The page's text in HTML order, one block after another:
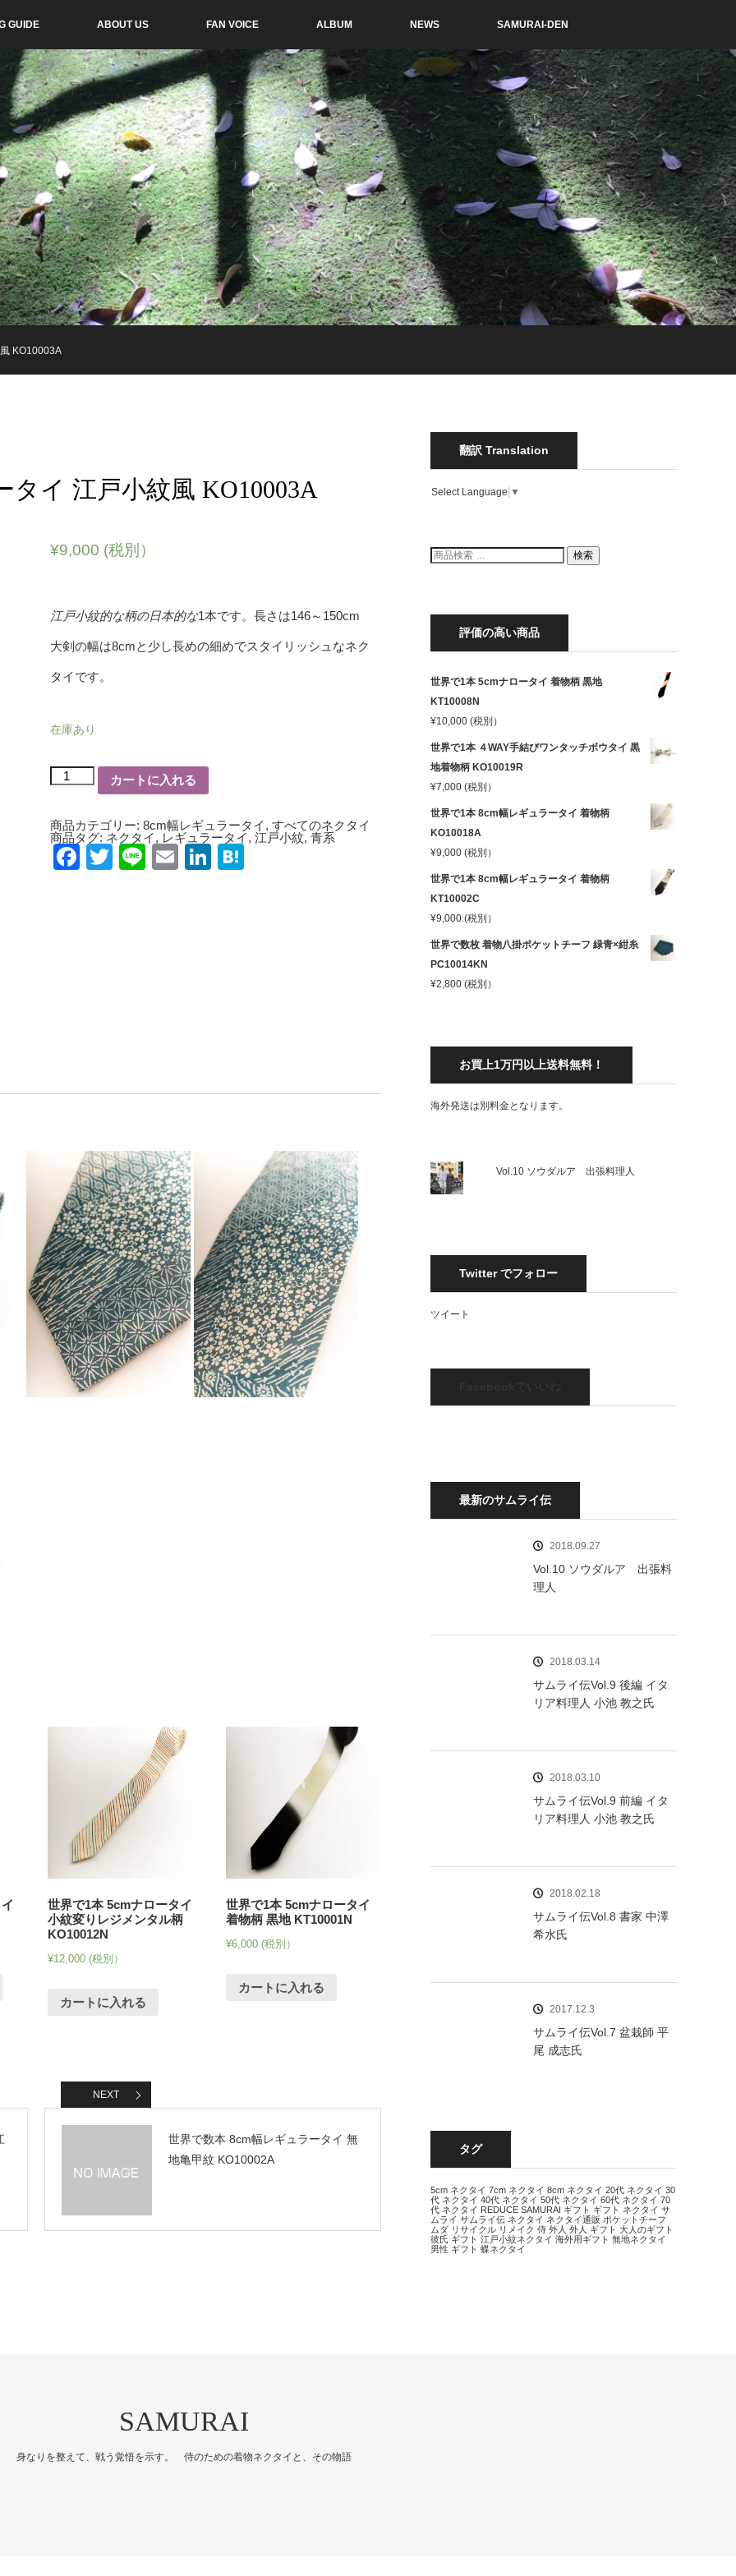
GUIDE ABOUT US FAN VOICE ALBUM NEWS SAMURAI-DEN
KO10003A
イ 江戸小紋風 KO10003A
¥9,000 (税別）
江戸小紋的な柄の日本的な1本です。長さは146～150cm
大剣の幅は8cmと少し長めの細めでスタイリッシュなネク
タイです。
在庫あり
世
界
本
8cm
幅
レ
ギ
カートに入れる
商品カテゴリー: 8cm幅レギュラータイ, すべてのネクタイ
商品タグ: ネクタイ, レギュラータイ, 江戸小紋, 青系
Facebook
Twitter
LineEmailLinkedIn
世界で1本 5cmナロータイ
小紋変りレジメンタル柄
KO10012N
¥12,000 (税別）
カートに入れる
世界で1本 5cmナロータイ
着物柄 黒地 KT10001N
¥6,000 (税別）
カートに入れる
NEXT
世界で数本 8cm幅レギュラータイ 無
地亀甲紋 KO10002A
翻訳 Translation
Select Language ▼
検
索
検索
評価の高い商品
世界で1本 5cmナロータイ 着物柄 黒地
KT10008N
¥10,000 (税別）
世界で1本 ４WAY手結びワンタッチボウタイ 黒
地着物柄 KO10019R
¥7,000 (税別）
世界で1本 8cm幅レギュラータイ 着物柄
KO10018A
¥9,000 (税別）
世界で1本 8cm幅レギュラータイ 着物柄
KT10002C
¥9,000 (税別）
世界で数枚 着物八掛ポケットチーフ 緑青×紺糸
PC10014KN
¥2,800 (税別）
お買上1万円以上送料無料！
海外発送は別料金となります。
Vol.10 ソウダルア 出張料理人
Twitter でフォロー
ツイート
最新のサムライ伝
2018.09.27
Vol.10 ソウダルア 出張料
理人
2018.03.14
サムライ伝Vol.9 後編 イタ
リア料理人 小池 教之氏
2018.03.10
サムライ伝Vol.9 前編 イタ
リア料理人 小池 教之氏
2018.02.18
サムライ伝Vol.8 書家 中澤
希水氏
2017.12.3
サムライ伝Vol.7 盆栽師 平
尾 成志氏
タグ
5cm ネクタイ 7cm ネクタイ 8cm ネクタイ 20代 ネクタイ 30
代 ネクタイ 40代 ネクタイ 50代 ネクタイ 60代 ネクタイ 70
代 ネクタイ REDUCE SAMURAI ギフト ギフト ネクタイ サ
ムライ サムライ伝 ネクタイ ネクタイ通販 ポケットチーフ
ムダ リサイクル リメイク 侍 外人 外人 ギフト 大人のギフト
彼氏 ギフト 江戸小紋ネクタイ 海外用ギフト 無地ネクタイ
男性 ギフト 蝶ネクタイ
SAMURAI
身なりを整えて、戦う覚悟を示す。 侍のための着物ネクタイと、その物語